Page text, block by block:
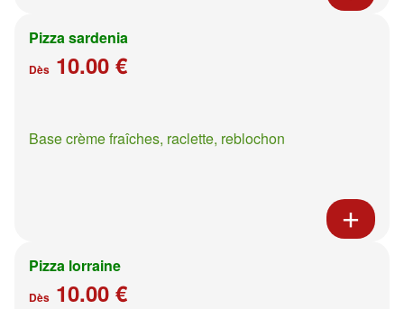
Pizza sardenia
Dès 10.00 €
Base crème fraîches, raclette, reblochon
Pizza lorraine
Dès 10.00 €